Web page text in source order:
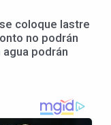
coloque lastre
no podrán
podrán